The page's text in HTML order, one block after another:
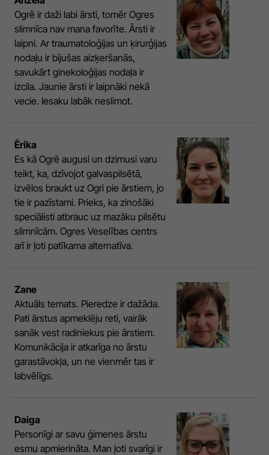
Jūrmala
Par laikrakstu
Privātuma politika
Lietošanas noteikumi
Sludinājumi
Ogrē ir daži labi ārsti, tomēr Ogres
slimnīca nav mana favorīte. Ārsti ir
laipni. Ar traumatoloģijas un ķirurģijas
nodaļu ir bijušas aizķeršanās,
savukārt ginekoloģijas nodaļa ir
izcila. Jaunie ārsti ir laipnāki nekā
vecie. Iesaku labāk neslimot.
Ērika
Es kā Ogrē augusi un dzimusi varu
teikt, ka, dzīvojot galvaspilsētā,
izvēlos braukt uz Ogri pie ārstiem, jo
tie ir pazīstami. Prieks, ka zinošāki
speciālisti atbrauc uz mazāku pilsētu
slimnīcām. Ogres Veselības centrs
arī ir ļoti patīkama alternatīva.
Zane
Aktuāls temats. Pieredze ir dažāda.
Pati ārstus apmeklēju reti, vairāk
sanāk vest radiniekus pie ārstiem.
Komunikācija ir atkarīga no ārstu
garastāvokļa, un ne vienmēr tas ir
labvēlīgs.
Daiga
Personīgi ar savu ģimenes ārstu
esmu apmierināta. Man ļoti svarīgi ir